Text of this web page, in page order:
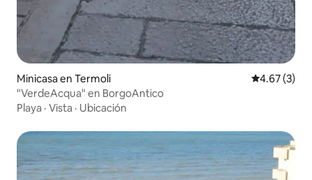
Minicasa en Termoli Calificación
4.67 (3)
"VerdeAcqua" en BorgoAntico
Playa · Vista · Ubicación